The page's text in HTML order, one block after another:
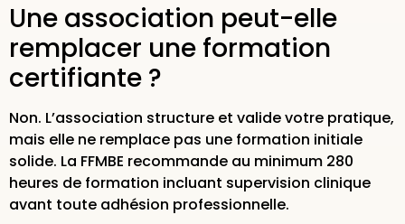
Une association peut-elle
remplacer une formation
certifiante ?
Non. L’association structure et valide votre pratique,
mais elle ne remplace pas une formation initiale
solide. La FFMBE recommande au minimum 280
heures de formation incluant supervision clinique
avant toute adhésion professionnelle.